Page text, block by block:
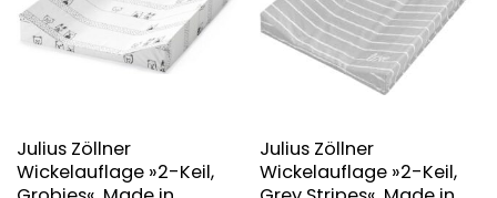
Julius Zöllner
Wickelauflage »2-Keil,
Julius Zöllner
Wickelauflage »2-Keil,